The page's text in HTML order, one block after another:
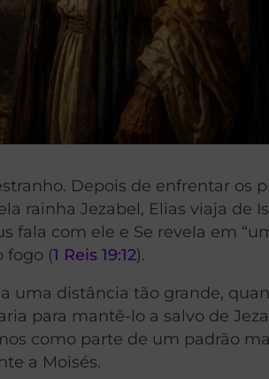
Depois de enfrentar os
rainha Jezabel, Elias viaja de
fala com ele e Se revela em
fogo (1 Reis 19:12).
uma distância tão grande,
para mantê-lo a salvo de
como parte de um padrão
a Moisés.